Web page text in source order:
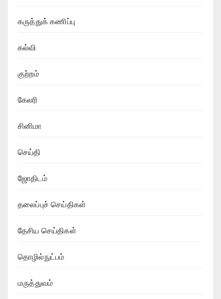
கருத்துக் கணிப்பு
கல்வி
குற்றம்
கேலரி
சினிமா
செய்தி
ஜோதிடம்
தலைப்புச் செய்திகள்
தேசிய செய்திகள்
தொழில்நுட்பம்
மருத்துவம்